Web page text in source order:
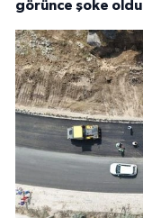
görünce şoke oldu